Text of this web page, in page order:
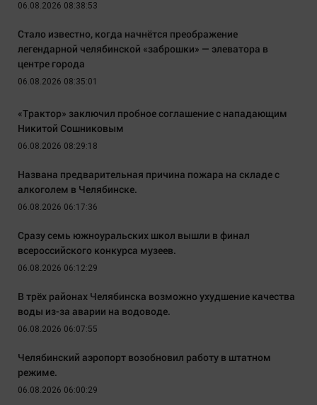
06.08.2026 08:38:53
Стало известно, когда начнётся преображение
легендарной челябинской «заброшки» — элеватора в
центре города
06.08.2026 08:35:01
«Трактор» заключил пробное соглашение с нападающим
Никитой Сошниковым
06.08.2026 08:29:18
Названа предварительная причина пожара на складе с
алкоголем в Челябинске.
06.08.2026 06:17:36
Сразу семь южноуральских школ вышли в финал
всероссийского конкурса музеев.
06.08.2026 06:12:29
В трёх районах Челябинска возможно ухудшение качества
воды из-за аварии на водоводе.
06.08.2026 06:07:55
Челябинский аэропорт возобновил работу в штатном
режиме.
06.08.2026 06:00:29